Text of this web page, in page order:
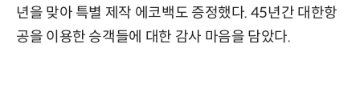
년을 맞아 특별 제작 에코백도 증정했다. 45년간 대한항
공을 이용한 승객들에 대한 감사 마음을 담았다.